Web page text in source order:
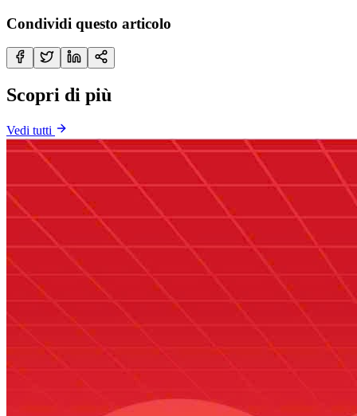
Condividi questo articolo
Scopri di più
Vedi tutti